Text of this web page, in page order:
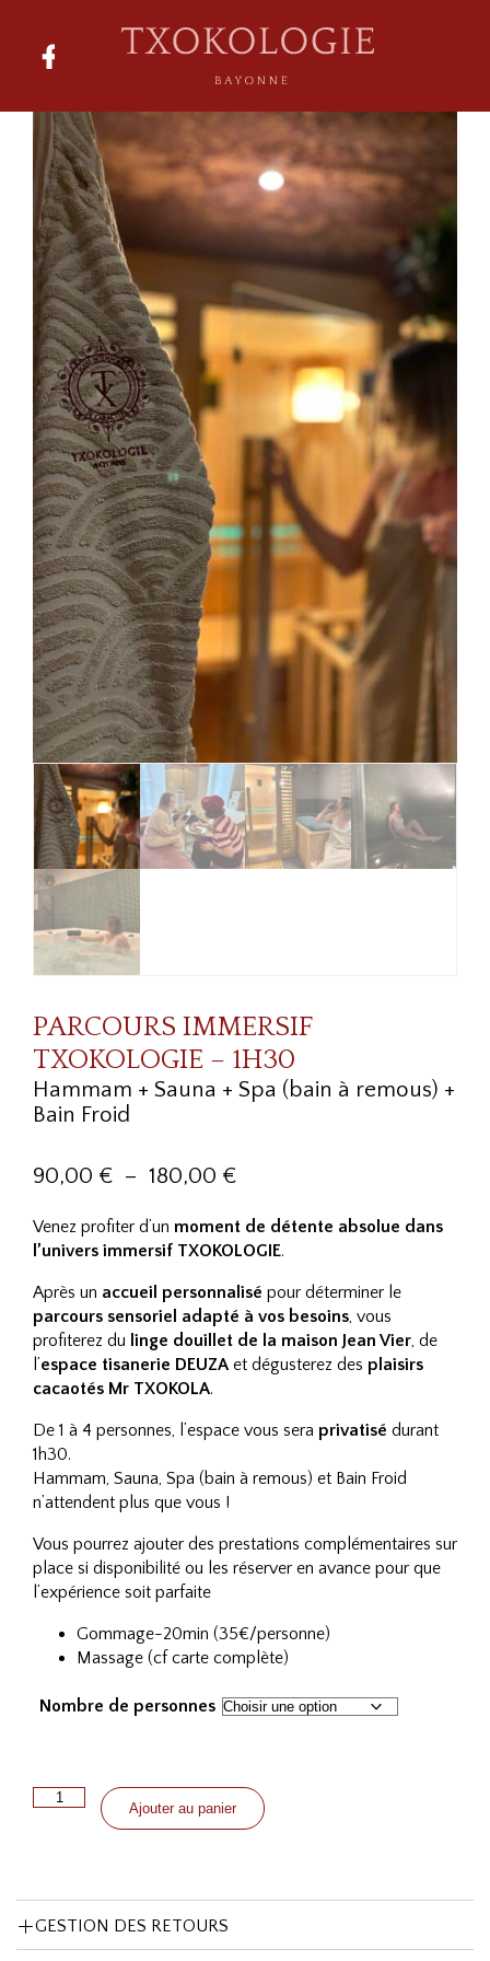
PARCOURS IMMERSIF
TXOKOLOGIE – 1H30
Hammam + Sauna + Spa (bain à remous) +
Bain Froid
90,00 € – 180,00 €Plage
prix :
à
180,00 €
Venez profiter d’un moment de détente absolue dans
l’univers immersif TXOKOLOGIE.
Après un accueil personnalisé pour déterminer le
parcours sensoriel adapté à vos besoins , vous
profiterez du linge douillet de la maison Jean Vier , de
l’espace tisanerie DEUZA et dégusterez des plaisirs
cacaotés Mr TXOKOLA.
De 1 à 4 personnes, l’espace vous sera privatisé durant
1h30.
Hammam, Sauna, Spa (bain à remous) et Bain Froid
n’attendent plus que vous !
Vous pourrez ajouter des prestations complémentaires sur
place si disponibilité ou les réserver en avance pour que
l’expérience soit parfaite
Gommage-20min (35€/personne)
Massage (cf carte complète)
Nombre de personnes
quantité
PARCOURS
Ajouter au panier
GESTION DES RETOURS